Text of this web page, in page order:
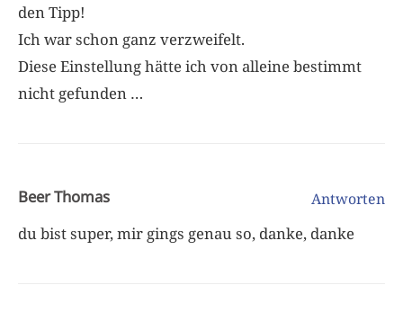
den Tipp!
Ich war schon ganz verzweifelt.
Diese Einstellung hätte ich von alleine bestimmt
nicht gefunden …
Beer Thomas Antworten
du bist super, mir gings genau so, danke, danke